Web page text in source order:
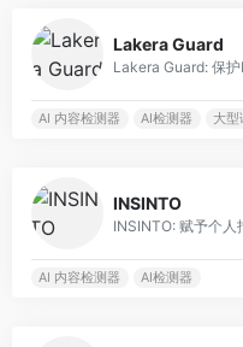
Lakera Guard
Lakera Guard: 保护
AI 内容检测器 AI检测器 大型
INSINTO
INSINTO: 赋予个人
AI 内容检测器 AI检测器